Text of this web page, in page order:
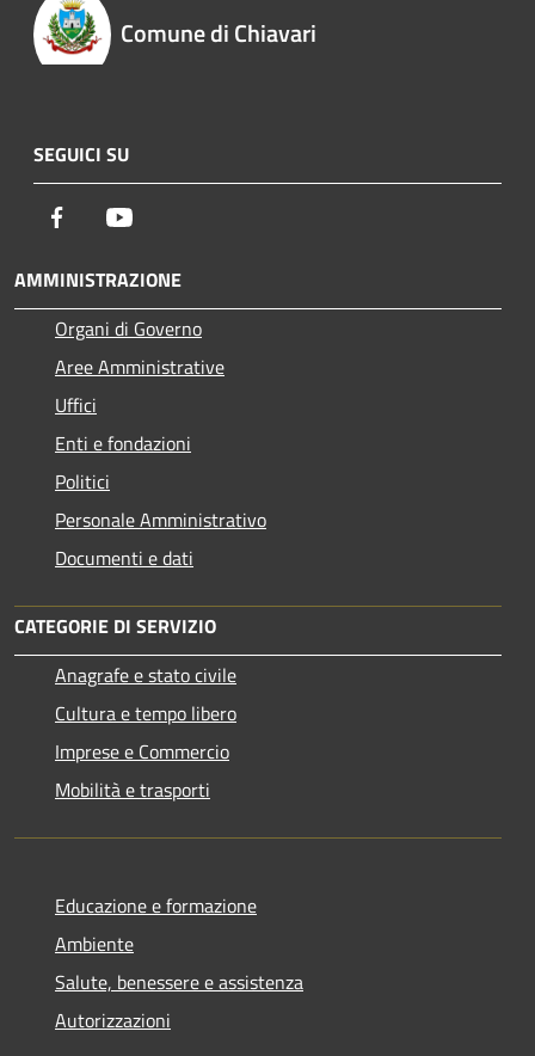
Comune di Chiavari
SEGUICI SU
Facebook
AMMINISTRAZIONE
Organi di Governo
Aree Amministrative
Uffici
Enti e fondazioni
Politici
Personale Amministrativo
Documenti e dati
CATEGORIE DI SERVIZIO
Anagrafe e stato civile
Cultura e tempo libero
Imprese e Commercio
Mobilità e trasporti
Educazione e formazione
Ambiente
Salute, benessere e assistenza
Autorizzazioni